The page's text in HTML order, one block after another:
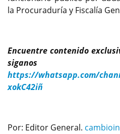
la Procuraduría y Fiscalía
Encuentre contenido
https://whatsapp.com/
xokC42iñ
Por: Editor General.